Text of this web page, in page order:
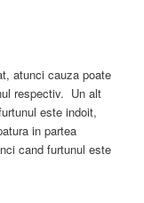
atunci cauza poate
respectiv. Un alt
este indoit,
in partea
cand furtunul este